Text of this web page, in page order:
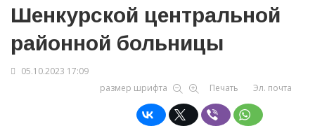
Шенкурской центральной
районной больницы
05.10.2023 17:09
размер шрифта
Печать Эл. почта